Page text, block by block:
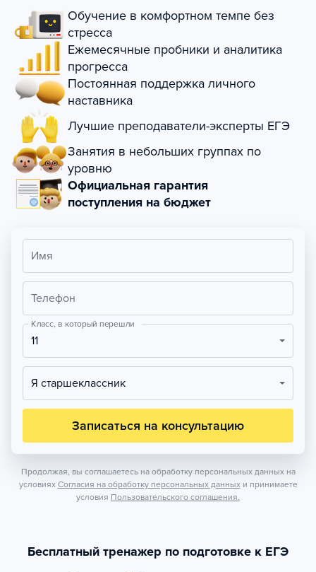
Обучение в комфортном темпе без
стресса
Ежемесячные пробники и аналитика
прогресса
Постоянная поддержка личного
наставника
Лучшие преподаватели-эксперты ЕГЭ
Занятия в небольших группах по
уровню
Официальная гарантия
поступления на бюджет
Имя
Телефон
Класс, в который перешли
11
Я старшеклассник
Записаться на консультацию
Продолжая, вы соглашаетесь на обработку персональных данных на
условиях Согласия на обработку персональных данных и принимаете
условия Пользовательского соглашения.
Бесплатный тренажер по подготовке к ЕГЭ